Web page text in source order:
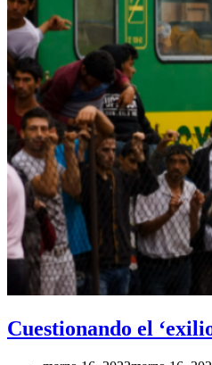
Cuestionando el